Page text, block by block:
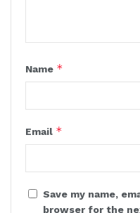
Name *
Email *
Save my name,
browser for the